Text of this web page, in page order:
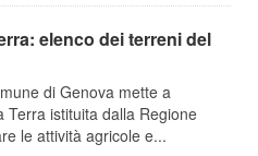
elenco dei terreni del
di Genova mette a
Terra istituita dalla Regione
le attività agricole e...